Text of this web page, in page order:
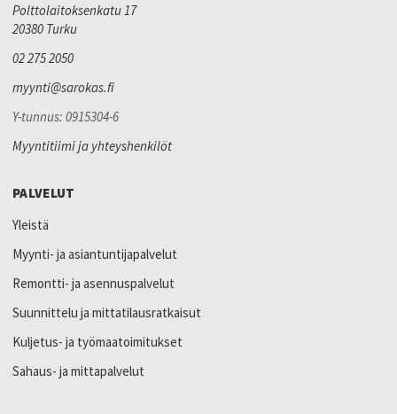
Polttolaitoksenkatu 17
20380 Turku
02 275 2050
myynti@sarokas.fi
Y-tunnus: 0915304-6
Myyntitiimi ja yhteyshenkilöt
PALVELUT
Yleistä
Myynti- ja asiantuntijapalvelut
Remontti- ja asennuspalvelut
Suunnittelu ja mittatilausratkaisut
Kuljetus- ja työmaatoimitukset
Sahaus- ja mittapalvelut